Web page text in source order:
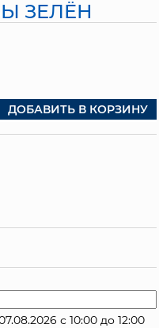
ЗЕЛЁН
ДОБАВИТЬ В КОРЗИНУ
с 10:00 до 12:00